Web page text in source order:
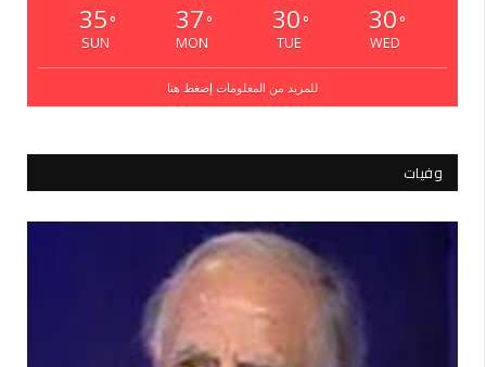
35 °
SUN
37 °
MON
30 °
TUE
30 °
WED
للمزيد من المعلومات إضغط هنا
وفيات